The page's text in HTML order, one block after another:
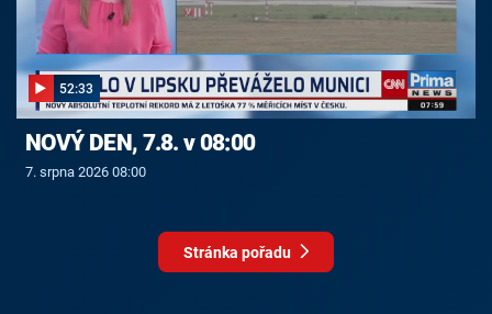
52:33
NOVÝ DEN, 7.8. v 08:00
7. srpna 2026 08:00
Stránka pořadu